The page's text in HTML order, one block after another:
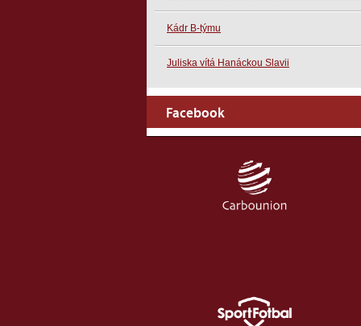
Kádr B-týmu
Juliska vítá Hanáckou Slavii
Facebook